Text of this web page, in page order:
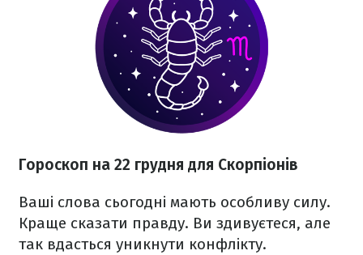
Гороскоп на 22 грудня для Скорпіонів
Ваші слова сьогодні мають особливу силу.
Краще сказати правду. Ви здивуєтеся, але
так вдасться уникнути конфлікту.